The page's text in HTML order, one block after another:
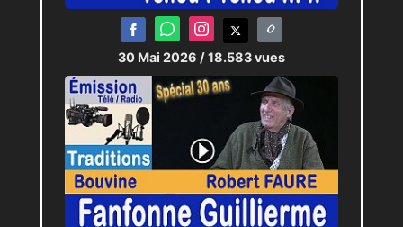
30 Mai 2026 / 18.583 vues